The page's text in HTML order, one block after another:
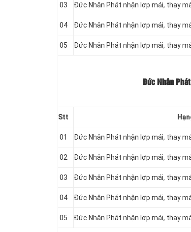
03 Đức Nhân Phát nhận lợp mái, thay
04 Đức Nhân Phát nhận lợp mái, thay
05 Đức Nhân Phát nhận lợp mái, thay
Đức Nhân
Stt
01 Đức Nhân Phát nhận lợp mái, thay
02 Đức Nhân Phát nhận lợp mái, thay
03 Đức Nhân Phát nhận lợp mái, thay
04 Đức Nhân Phát nhận lợp mái, thay
05 Đức Nhân Phát nhận lợp mái, thay